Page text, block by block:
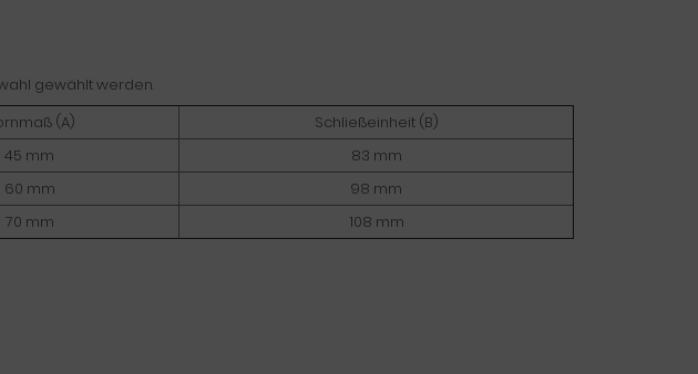
gewählt werden.
(A)
Schließeinheit (B)
45 mm
83 mm
60 mm
98 mm
70 mm 108 mm